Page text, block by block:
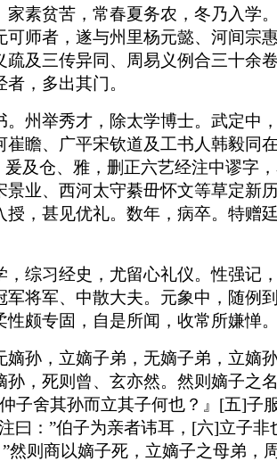
素贫苦，常春夏务农，冬乃入学
师者，遂与州里杨元懿、河间宗
及三传异同、周易义例合三十余
，多出其门。
州举秀才，除太学博士。武定中
瞻、广平宋钦道及工书人韩毅同
及仓、雅，删正六艺经注中谬字
业、西河太守綦毌怀文等草定新
，甚见优礼。数年，病卒。特赠
综习经史，尤留心礼仪。性强记
将军、中散大夫。元象中，随例
颇专固，自是所闻，收常所嫌惮。
孙，立嫡子弟，无嫡子弟，立嫡
，死则曾、玄亦然。然则嫡子之
子舍其孙而立其子何也？』[五]
曰：”伯子为亲者讳耳，[六]立子
然则商以嫡子死，立嫡子之母弟